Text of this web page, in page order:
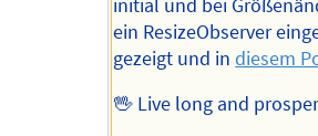
initial und bei
ein ResizeObserver
gezeigt und indiesem
🖖 Live long and